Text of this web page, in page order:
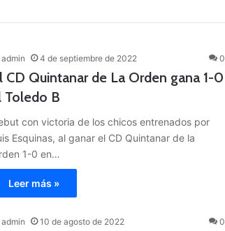
admin 4 de septiembre de 2022 0
CD Quintanar de La Orden gana 1-0
Toledo B
con victoria de los chicos entrenados por
Esquinas, al ganar el CD Quintanar de la
1-0 en…
Leer más »
admin 10 de agosto de 2022 0